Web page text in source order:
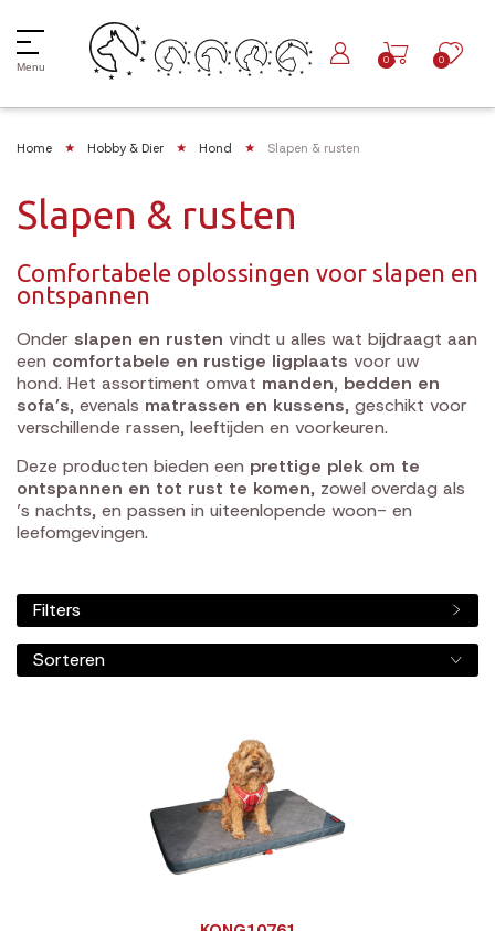
Menu
0 0
Home Hobby & Dier Hond Slapen & rusten
Slapen & rusten
Comfortabele oplossingen voor slapen en
ontspannen
Onder slapen en rusten vindt u alles wat bijdraagt aan
een comfortabele en rustige ligplaats voor uw
hond. Het assortiment omvat manden, bedden en
sofa’s, evenals matrassen en kussens, geschikt voor
verschillende rassen, leeftijden en voorkeuren.
Deze producten bieden een prettige plek om te
ontspannen en tot rust te komen, zowel overdag als
’s nachts, en passen in uiteenlopende woon- en
leefomgevingen.
Filters
Sorteren